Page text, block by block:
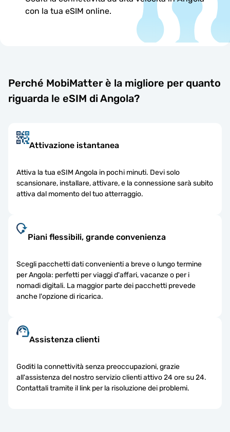
con la tua eSIM online.
Perché MobiMatter è la migliore per quanto
riguarda le eSIM di Angola?
Attivazione istantanea
Attiva la tua eSIM Angola in pochi minuti. Devi solo
scansionare, installare, attivare, e la connessione sarà subito
attiva dal momento del tuo atterraggio.
Piani flessibili, grande convenienza
Scegli pacchetti dati convenienti a breve o lungo termine
per Angola: perfetti per viaggi d'affari, vacanze o per i
nomadi digitali. La maggior parte dei pacchetti prevede
anche l'opzione di ricarica.
Assistenza clienti
Goditi la connettività senza preoccupazioni, grazie
all'assistenza del nostro servizio clienti attivo 24 ore su 24.
Contattali tramite il link per la risoluzione dei problemi.